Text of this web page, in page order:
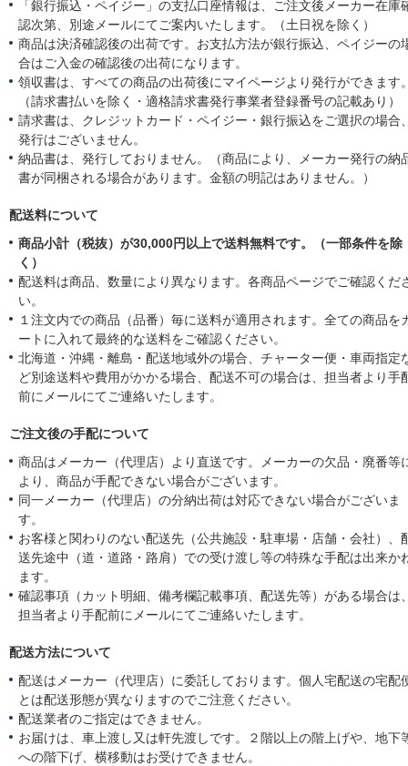
「銀行振込・ペイジー」の支払口座情報は、ご注文後メーカー在庫
認次第、別途メールにてご案内いたします。（土日祝を除く）
商品は決済確認後の出荷です。お支払方法が銀行振込、ペイジーの
合はご入金の確認後の出荷になります。
領収書は、すべての商品の出荷後にマイページより発行ができます
（請求書払いを除く・適格請求書発行事業者登録番号の記載あり）
請求書は、クレジットカード・ペイジー・銀行振込をご選択の場合
発行はございません。
納品書は、発行しておりません。（商品により、メーカー発行の納
書が同梱される場合があります。金額の明記はありません。）
配送料について
商品小計（税抜）が30,000円以上で送料無料です。（一部条件を除
く）
配送料は商品、数量により異なります。各商品ページでご確認くだ
い。
１注文内での商品（品番）毎に送料が適用されます。全ての商品を
ートに入れて最終的な送料をご確認ください。
北海道・沖縄・離島・配送地域外の場合、チャーター便・車両指定
ど別途送料や費用がかかる場合、配送不可の場合は、担当者より手
前にメールにてご連絡いたします。
ご注文後の手配について
商品はメーカー（代理店）より直送です。メーカーの欠品・廃番等
より、商品が手配できない場合がございます。
同一メーカー（代理店）の分納出荷は対応できない場合がございま
す。
お客様と関わりのない配送先（公共施設・駐車場・店舗・会社）、
送先途中（道・道路・路肩）での受け渡し等の特殊な手配は出来か
ます。
確認事項（カット明細、備考欄記載事項、配送先等）がある場合は
担当者より手配前にメールにてご連絡いたします。
配送方法について
配送はメーカー（代理店）に委託しております。個人宅配送の宅配
とは配送形態が異なりますのでご注意ください。
配送業者のご指定はできません。
お届けは、車上渡し又は軒先渡しです。２階以上の階上げや、地下
への階下げ、横移動はお受けできません。